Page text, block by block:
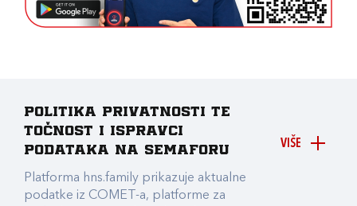
VIŠE
Politika privatnosti te
točnost i ispravci
podataka na Semaforu
Platforma hns.family prikazuje aktualne
podatke iz COMET-a, platforme za